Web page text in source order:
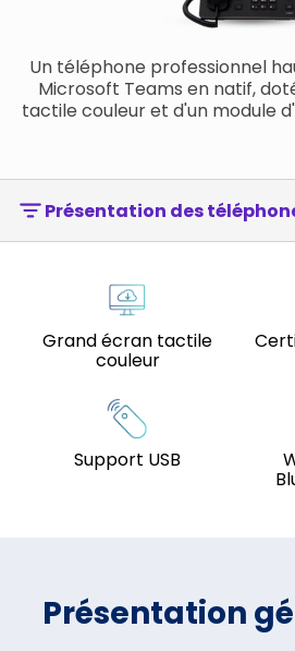
Un téléphone professionnel
Microsoft Teams en natif,
tactile couleur et d'un module
Présentation des
Grand écran tactile
couleur
Support USB
Présentation